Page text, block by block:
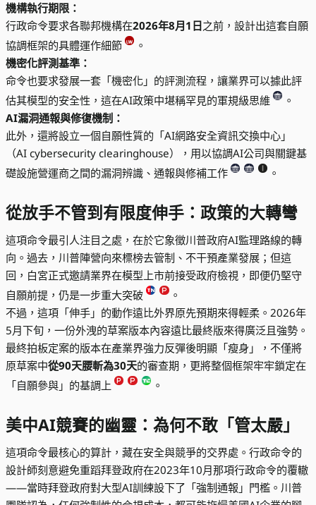
機構執行期限：
行政命令要求各聯邦機構在2026年8月1日之前，設計出這套自願
協調框架的具體運作細節
。
機密化評測基準：
命令也要求發展一套「機密化」的評測流程，讓業界可以據此評
估其模型的安全性，這在AI政策中堪稱罕見的軍規級思維
。
AI漏洞通報與修復機制：
此外，還將設立一個自願性質的「AI網路安全資訊交換中心」
（AI cybersecurity clearinghouse），用以協調AI公司與關鍵基
礎設施營運商之間的漏洞辨識、通報與修補工作
。
從放手不管到有限度伸手：政策的大轉彎
這項命令最引人注目之處，在於它象徵川普政府AI監理路線的轉
向。過去，川普陣營向來標榜去管制、不干預產業發展；但這
回，白宮正式邀請業界在模型上市前接受政府檢視，即便仍堅守
自願前提，仍是一步重大突破
。
不過，這項「伸手」的動作遠比外界原先預期來得輕柔。2026年
5月下旬，一份外洩的草案版本內容遠比最終版來得廣泛且強勢。
最終拍板定案的版本在產業界強力反彈後明顯「瘦身」，不僅將
原草案中從90天腰斬為30天的審查期，更將整個框架牢牢鎖定在
「自願參與」的基調上
。
美中AI競賽的幽靈：為何不敢「管太嚴」
這項命令最核心的算計，藏在安全與競爭的交界處。行政命令的
設計師刻意避免重蹈拜登政府在2023年10月那項行政命令的覆轍
——當時拜登政府對大型AI訓練設下了「強制通報」門檻。川普